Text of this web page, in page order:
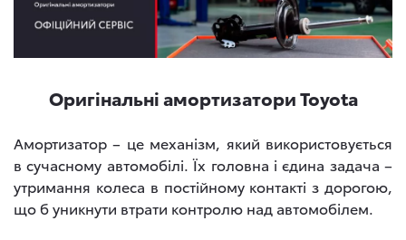
Оригінальні амортизатори Toyota
Амортизатор – це механізм, який використовується
в сучасному автомобілі. Їх головна і єдина задача –
утримання колеса в постійному контакті з дорогою,
що б уникнути втрати контролю над автомобілем.